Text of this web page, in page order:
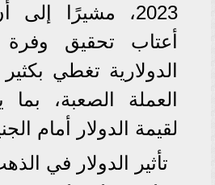
2023، مشيرًا
أعتاب تحقيق
الدولارية تغطي بكثير
العملة الصعبة،
لقيمة الدولار أمام
تأثير الدولار في